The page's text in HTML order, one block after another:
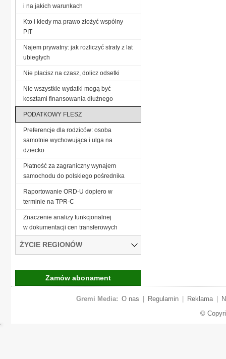
i na jakich warunkach
Kto i kiedy ma prawo złożyć wspólny
PIT
Najem prywatny: jak rozliczyć straty z lat
ubiegłych
Nie płacisz na czasz, dolicz odsetki
Nie wszystkie wydatki mogą być
kosztami finansowania dłużnego
PODATKOWY FLESZ
Preferencje dla rodziców: osoba
samotnie wychowująca i ulga na
dziecko
Płatność za zagraniczny wynajem
samochodu do polskiego pośrednika
Raportowanie ORD-U dopiero w
terminie na TPR-C
Znaczenie analizy funkcjonalnej
w dokumentacji cen transferowych
ŻYCIE REGIONÓW
Zamów abonament
Gremi Media: O nas Regulamin Reklama
©